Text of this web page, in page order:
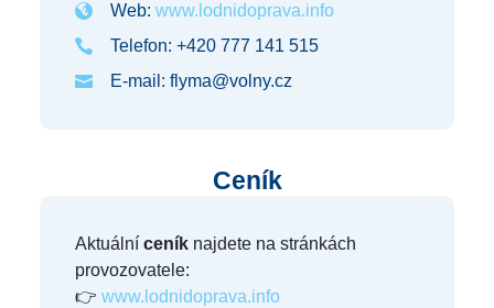
Web: www.lodnidoprava.info
Telefon: +420 777 141 515
E-mail: flyma@volny.cz
Ceník
Aktuální ceník najdete na stránkách
provozovatele:
👉 www.lodnidoprava.info